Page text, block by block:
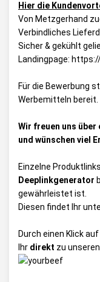
Hier die
Von Metzgerhand
Verbindliches
Sicher & gekühlt
Landingpage:
Für die Bewerbung
Werbemitteln bereit.
Wir freuen uns
und wünschen viel
Einzelne
Deeplinkgenerator
gewährleistet ist.
Diesen findet Ihr
Durch einen Klick
Ihr direkt zu